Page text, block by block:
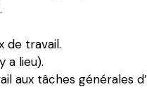
de travail.
a lieu).
aux tâches générales